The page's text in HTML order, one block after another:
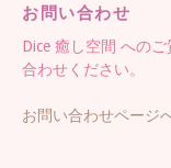
お問い合わせ
Dice 癒し空間 への
合わせください。
お問い合わせページ